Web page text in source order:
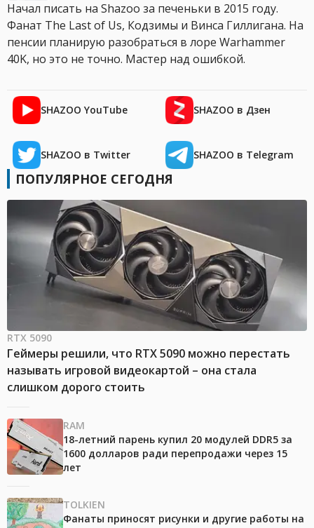
Начал писать на Shazoo за печеньки в 2015 году.
Фанат The Last of Us, Кодзимы и Винса Гиллигана. На
пенсии планирую разобраться в лоре Warhammer
40K, но это не точно. Мастер над ошибкой.
SHAZOO YouTube SHAZOO в Дзен
SHAZOO в Twitter SHAZOO в Telegram
ПОПУЛЯРНОЕ СЕГОДНЯ
RTX 5090
Геймеры решили, что RTX 5090 можно перестать
называть игровой видеокартой – она стала
слишком дорого стоить
RAM
18-летний парень купил 20 модулей DDR5 за
1600 долларов ради перепродажи через 15
лет
TOLKIEN
Фанаты приносят рисунки и другие работы на